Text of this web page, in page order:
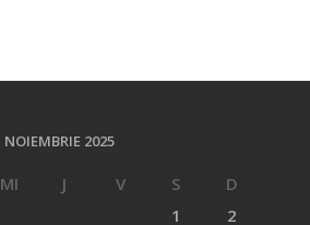
NOIEMBRIE 2025
MI J V S
D
1
2